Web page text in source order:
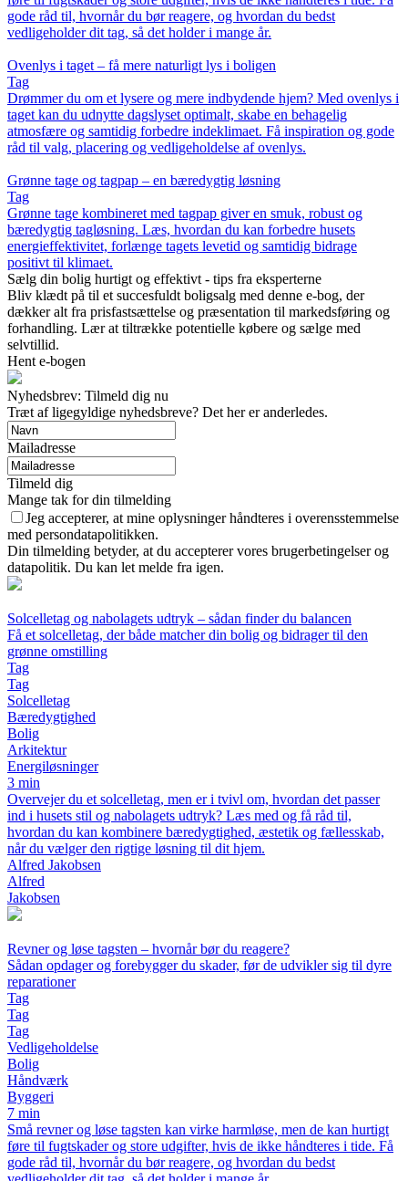
gode råd til, hvornår du bør reagere, og hvordan du bedst
vedligeholder dit tag, så det holder i mange år.
Ovenlys i taget – få mere naturligt lys i boligen
Tag
Drømmer du om et lysere og mere indbydende hjem? Med ovenlys i
taget kan du udnytte dagslyset optimalt, skabe en behagelig
atmosfære og samtidig forbedre indeklimaet. Få inspiration og gode
råd til valg, placering og vedligeholdelse af ovenlys.
Grønne tage og tagpap – en bæredygtig løsning
Tag
Grønne tage kombineret med tagpap giver en smuk, robust og
bæredygtig tagløsning. Læs, hvordan du kan forbedre husets
energieffektivitet, forlænge tagets levetid og samtidig bidrage
positivt til klimaet.
Sælg din bolig hurtigt og effektivt - tips fra eksperterne
Bliv klædt på til et succesfuldt boligsalg med denne e-bog, der
dækker alt fra prisfastsættelse og præsentation til markedsføring og
forhandling. Lær at tiltrække potentielle købere og sælge med
selvtillid.
Hent e-bogen
Nyhedsbrev: Tilmeld dig nu
Træt af ligegyldige nyhedsbreve? Det her er anderledes.
Mailadresse
Tilmeld dig
Mange tak for din tilmelding
Jeg accepterer, at mine oplysninger håndteres i overensstemmelse
med persondatapolitikken.
Din tilmelding betyder, at du accepterer vores brugerbetingelser og
datapolitik. Du kan let melde fra igen.
Solcelletag og nabolagets udtryk – sådan finder du balancen
Få et solcelletag, der både matcher din bolig og bidrager til den
grønne omstilling
Tag
Tag
Solcelletag
Bæredygtighed
Bolig
Arkitektur
Energiløsninger
3 min
Overvejer du et solcelletag, men er i tvivl om, hvordan det passer
ind i husets stil og nabolagets udtryk? Læs med og få råd til,
hvordan du kan kombinere bæredygtighed, æstetik og fællesskab,
når du vælger den rigtige løsning til dit hjem.
Alfred Jakobsen
Alfred
Jakobsen
Revner og løse tagsten – hvornår bør du reagere?
Sådan opdager og forebygger du skader, før de udvikler sig til dyre
reparationer
Tag
Tag
Tag
Vedligeholdelse
Bolig
Håndværk
Byggeri
7 min
Små revner og løse tagsten kan virke harmløse, men de kan hurtigt
føre til fugtskader og store udgifter, hvis de ikke håndteres i tide. Få
gode råd til, hvornår du bør reagere, og hvordan du bedst